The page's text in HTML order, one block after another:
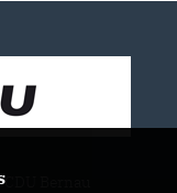
Bernau